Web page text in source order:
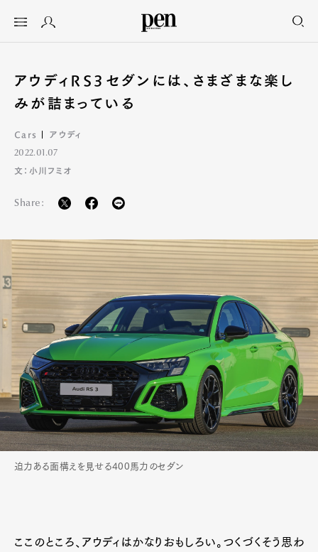
アウディRS3セダンには、さまざまな楽し
みが詰まっている
Cars アウディ
2022.01.07
文：小川フミオ
Share:
迫力ある面構えを見せる400馬力のセダン
ここのところ、アウディはかなりおもしろい。つくづくそう思わ